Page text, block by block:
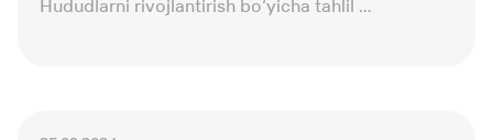
Hududlarni rivojlantirish bo‘yicha tahlil ...